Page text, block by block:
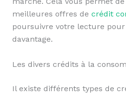
meilleures offres de crédit
poursuivre votre lecture
davantage.
Les divers crédits à la
Il existe différents types de